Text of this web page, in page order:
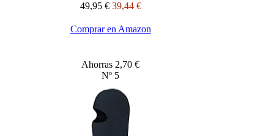
49,95 € 39,44 €
Comprar en Amazon
Ahorras 2,70 €
Nº 5